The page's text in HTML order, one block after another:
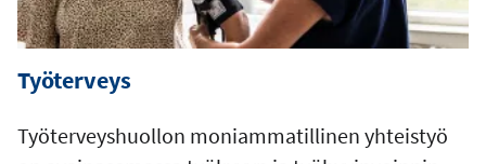
Työterveys
Työterveyshuollon moniammatillinen yhteistyö